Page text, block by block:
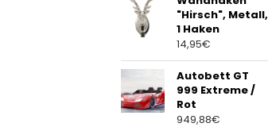
"Hirsch", Metall,
1 Haken
14,95€
Autobett GT
999 Extreme /
Rot
949,88€